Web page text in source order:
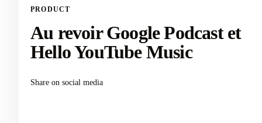
PRODUCT
Au revoir Google Podcast et
Hello YouTube Music
Share on social media